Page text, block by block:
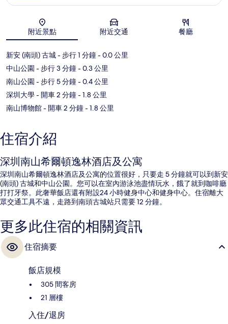
地圖
附近景點 附近交通 餐廳
新安 (南頭) 古城- 步行 1 分鐘- 0.0 公里
中山公園 - 步行 3 分鐘- 0.3 公里
南山公園 - 步行 5 分鐘- 0.4 公里
深圳大學- 開車 2 分鐘- 1.8 公里
南山博物館- 開車 2 分鐘- 1.8 公里
住宿介紹
深圳南山希爾頓逸林酒店及公寓
深圳南山希爾頓逸林酒店及公寓的位置很好，只要走 5 分鐘就可以到新安
(南頭) 古城和中山公園。您可以在室內游泳池盡情玩水，餓了就到咖啡廳
打打牙祭。此奢華飯店還有附設24 小時健身中心和健身中心。住宿離大
眾交通工具不遠，走路到南頭古城站只需要 12 分鐘。
更多此住宿的相關資訊
住宿摘要
飯店規模
305 間客房
21 層樓
入住/退房